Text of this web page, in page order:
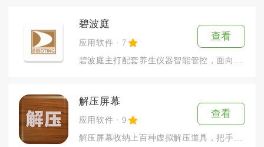
碧波庭
应用软件 7
查看
解压屏幕
应用软件 9
查看
解压屏幕收纳上百种虚拟解压道具，把手机屏幕变成随身情绪舒缓工...